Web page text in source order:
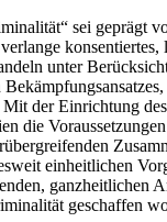
sei geprägt
konsentiertes,
unter
der Einrichtung des
die
einheitlichen
ganzheitlichen
geschaffen